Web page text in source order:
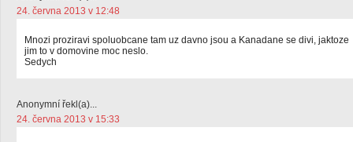
24. června 2013 v 12:48
Mnozi proziravi spoluobcane tam uz davno jsou a Kanadane se divi, jaktoze
jim to v domovine moc neslo.
Sedych
Anonymní řekl(a)...
24. června 2013 v 15:33